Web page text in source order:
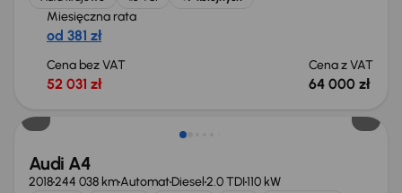
Miesięczna rata
od 381 zł
Cena bez VAT
52 031 zł
Cena z VAT
64 000 zł
Możliwość odliczenia VAT
Audi A4
2018244 038 kmAutomatDiesel2.0 TDI110 kW